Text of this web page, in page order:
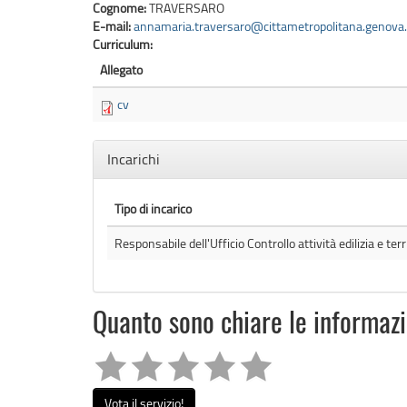
Cognome:TRAVERSARO
E-mail:
Curriculum:
Allegato
cv
Nascondi
Incarichi
Tipo di incarico
Responsabile dell'Ufficio Controllo attività edilizia e
Quanto sono chiare le
Vota il servizio!